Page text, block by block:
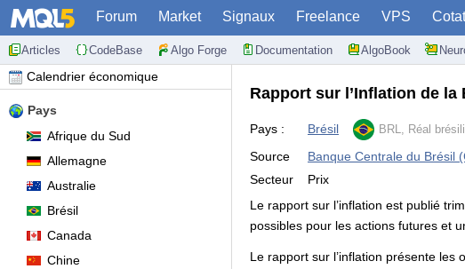
Forum Market Signaux Freelance VPS
Articles CodeBase Algo Forge Documentation AlgoBook
Calendrier économique
Pays
Afrique du Sud
Allemagne
Australie
Brésil
Canada
Chine
Rapport sur l’Inflation de la
Pays : Brésil BRL, Réal
Source
Banque Centrale du Brésil
Secteur
Prix
Le rapport sur l’inflation est publié
possibles pour les actions futures et
Le rapport sur l’inflation présente les